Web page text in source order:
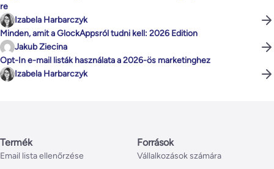
re
Izabela Harbarczyk
Minden, amit a GlockAppsról tudni kell: 2026 Edition
Jakub Ziecina
Opt-In e-mail listák használata a 2026-ös marketinghez
Izabela Harbarczyk
Termék
Email lista ellenőrzése
Források
Vállalkozások számára